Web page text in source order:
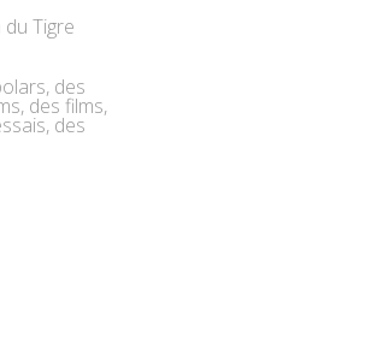
Tigre
des
des films,
des